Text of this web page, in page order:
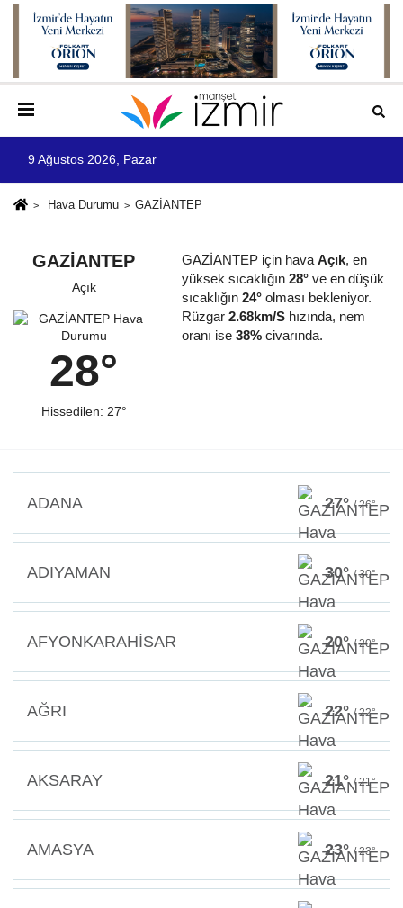
9 Ağustos 2026, Pazar
Hava Durumu GAZİANTEP
GAZİANTEP
Açık
28°
Hissedilen: 27°
GAZİANTEP için hava Açık, en
yüksek sıcaklığın 28°ve en düşük
sıcaklığın 24°olması bekleniyor.
Rüzgar 2.68km/Shızında, nem
oranı ise 38%civarında.
ADANA 27° / 26°
ADIYAMAN 30° / 30°
AFYONKARAHİSAR 20° / 20°
AĞRI 22° / 22°
AKSARAY 21° / 21°
AMASYA 23° / 23°